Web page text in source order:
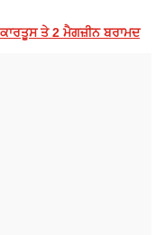
ਤੇ 2 ਮੈਗਜ਼ੀਨ ਬਰਾਮਦ